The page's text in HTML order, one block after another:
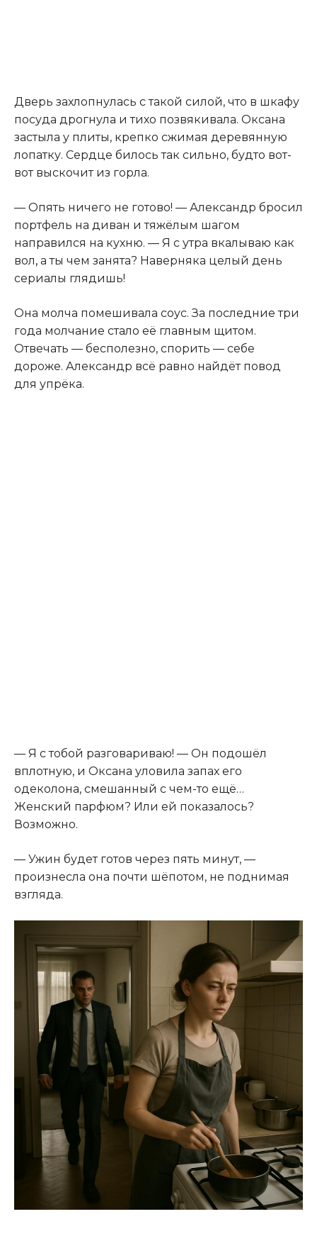
Дверь захлопнулась с такой силой, что в шкафу
посуда дрогнула и тихо позвякивала. Оксана
застыла у плиты, крепко сжимая деревянную
лопатку. Сердце билось так сильно, будто вот-
вот выскочит из горла.
— Опять ничего не готово! — Александр бросил
портфель на диван и тяжёлым шагом
направился на кухню. — Я с утра вкалываю как
вол, а ты чем занята? Наверняка целый день
сериалы глядишь!
Она молча помешивала соус. За последние три
года молчание стало её главным щитом.
Отвечать — бесполезно, спорить — себе
дороже. Александр всё равно найдёт повод
для упрёка.
— Я с тобой разговариваю! — Он подошёл
вплотную, и Оксана уловила запах его
одеколона, смешанный с чем-то ещё…
Женский парфюм? Или ей показалось?
Возможно.
— Ужин будет готов через пять минут, —
произнесла она почти шёпотом, не поднимая
взгляда.